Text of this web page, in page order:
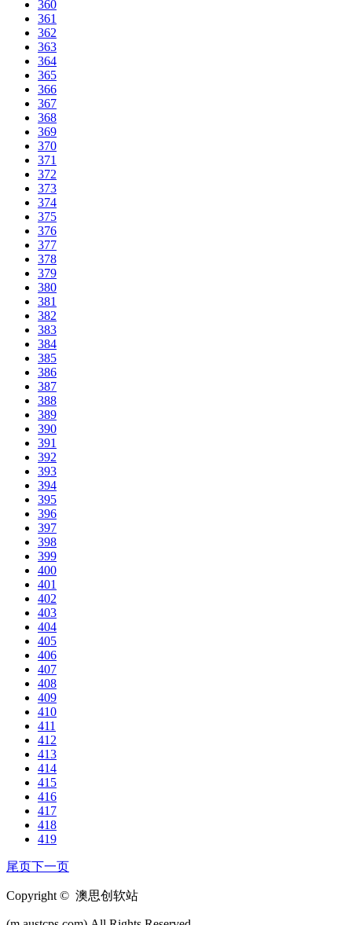
360
361
362
363
364
365
366
367
368
369
370
371
372
373
374
375
376
377
378
379
380
381
382
383
384
385
386
387
388
389
390
391
392
393
394
395
396
397
398
399
400
401
402
403
404
405
406
407
408
409
410
411
412
413
414
415
416
417
418
419
尾页下一页
Copyright © 澳思创软站